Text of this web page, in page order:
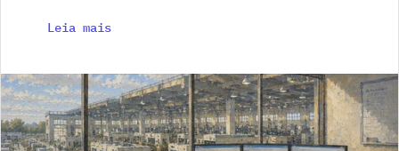
Leia mais